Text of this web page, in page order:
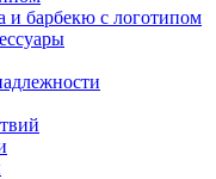
и барбекю с логотипом